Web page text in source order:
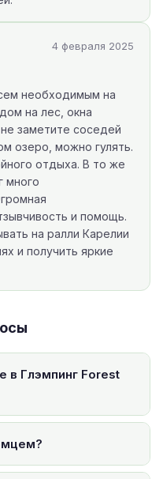
4 февраля 2025
необходимым на
на лес, окна
заметите соседей
озеро, можно гулять.
отдыха. В то же
много
и помощь.
на ралли Карелии
и получить яркие
в Глэмпинг Forest